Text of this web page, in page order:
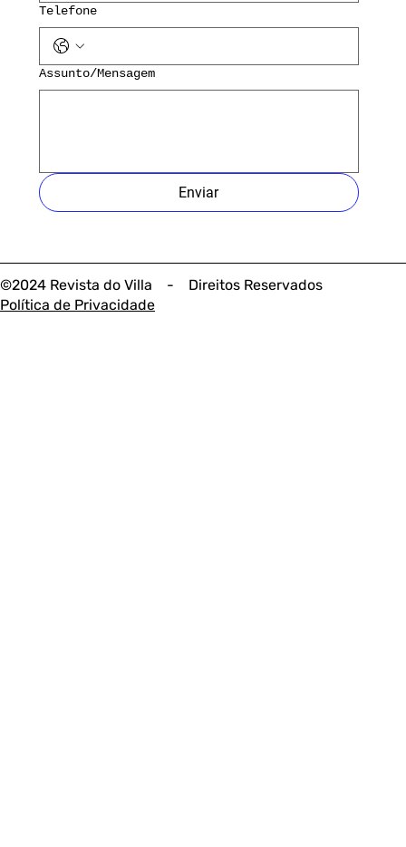
©2024 Revista do Villa - Direitos Reservados
Política de Privacidade
Telefone
Assunto/Mensagem
Enviar